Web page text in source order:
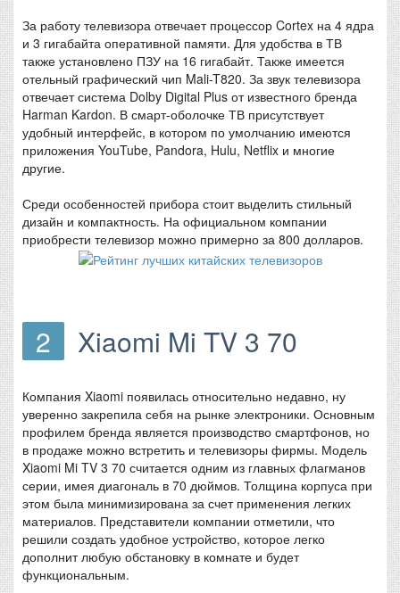
За работу телевизора отвечает процессор Cortex на 4 ядра
и 3 гигабайта оперативной памяти. Для удобства в ТВ
также установлено ПЗУ на 16 гигабайт. Также имеется
отельный графический чип Mali-T820. За звук телевизора
отвечает система Dolby Digital Plus от известного бренда
Harman Kardon. В смарт-оболочке ТВ присутствует
удобный интерфейс, в котором по умолчанию имеются
приложения YouTube, Pandora, Hulu, Netflix и многие
другие.
Среди особенностей прибора стоит выделить стильный
дизайн и компактность. На официальном компании
приобрести телевизор можно примерно за 800 долларов.
2 Xiaomi Mi TV 3 70
Компания Xiaomi появилась относительно недавно, ну
уверенно закрепила себя на рынке электроники. Основным
профилем бренда является производство смартфонов, но
в продаже можно встретить и телевизоры фирмы. Модель
Xiaomi Mi TV 3 70 считается одним из главных флагманов
серии, имея диагональ в 70 дюймов. Толщина корпуса при
этом была минимизирована за счет применения легких
материалов. Представители компании отметили, что
решили создать удобное устройство, которое легко
дополнит любую обстановку в комнате и будет
функциональным.